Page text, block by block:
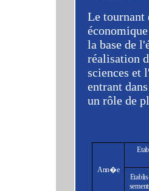
Le tournant
la base de
réalisation
sciences et
entrant
un rôle de
Ann�e